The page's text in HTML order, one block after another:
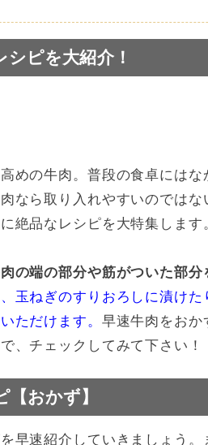
】
ピを大紹介！
めの牛肉。普段の食卓には
なら取り入れやすいのでは
絶品なレシピを大特集します
の端の部分や筋がついた部分
玉ねぎのすりおろしに漬け
ただけます。 早速牛肉をおか
、チェックしてみて下さい！
おかず】
早速紹介していきましょう。